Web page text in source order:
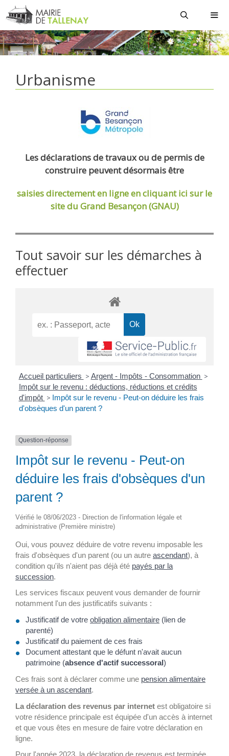
Aller
au
contenu
Urbanisme
Les déclarations de travaux ou de permis de
construire peuvent désormais être
saisies directement en ligneen cliquant ici sur le
site du Grand Besançon (GNAU)
Tout savoir sur les démarches à
effectuer
Accueil particuliers > Argent - Impôts - Consommation >
Impôt sur le revenu : déductions, réductions et crédits
d'impôt > Impôt sur le revenu - Peut-on déduire les frais
d'obsèques d'un parent ?
Question-réponse
Impôt sur le revenu - Peut-on
déduire les frais d'obsèques d'un
parent ?
Vérifié le 08/06/2023 - Direction de l'information légale et
administrative (Première ministre)
Oui, vous pouvez déduire de votre revenu imposable les
frais d'obsèques d'un parent (ou un autre ascendant), à
condition qu'ils n'aient pas déjà été payés par la
succession.
Les services fiscaux peuvent vous demander de fournir
notamment l'un des justificatifs suivants :
Justificatif de votre obligation alimentaire (lien de
parenté)
Justificatif du paiement de ces frais
Document attestant que le défunt n'avait aucun
patrimoine (absence d'actif successoral)
Ces frais sont à déclarer comme une pension alimentaire
versée à un ascendant.
La déclaration des revenus par internet est obligatoire si
votre résidence principale est équipée d'un accès à internet
et que vous êtes en mesure de faire votre déclaration en
ligne.
Pour l'année 2023, la déclaration de revenus est terminée.